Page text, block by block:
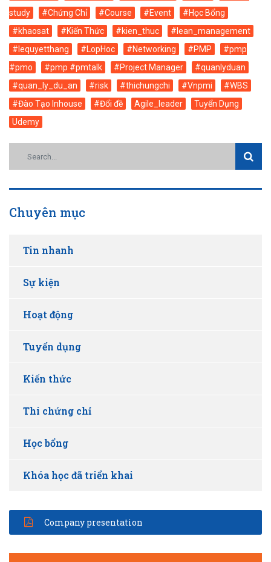
study
#Chứng Chỉ #Course #Event
#Học Bổng
#khaosat
#Kiến Thức #kien_thuc
#lean_management
#lequyetthang
#LopHoc #Networking #PMP
#pmp
#pmo
#pmp #pmtalk #Project Manager
#quanlyduan
#quan_ly_du_an
#risk #thichungchi #Vnpmi
#WBS
#Đào Tạo Inhouse
#Đổi đề Agile_leader
Tuyển Dụng
Udemy
Chuyên mục
Tin nhanh
Sự kiện
Hoạt động
Tuyển dụng
Kiến thức
Thi chứng chỉ
Học bổng
Khóa học đã triển khai
Company presentation